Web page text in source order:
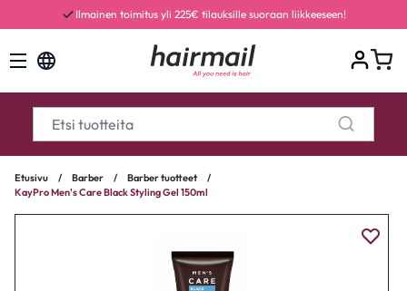
Ilmainen toimitus yli 225€ tilauksille suoraan liikkeeseen!
Etusivu / Barber / Barber tuotteet
/
KayPro Men's Care Black Styling Gel 150ml